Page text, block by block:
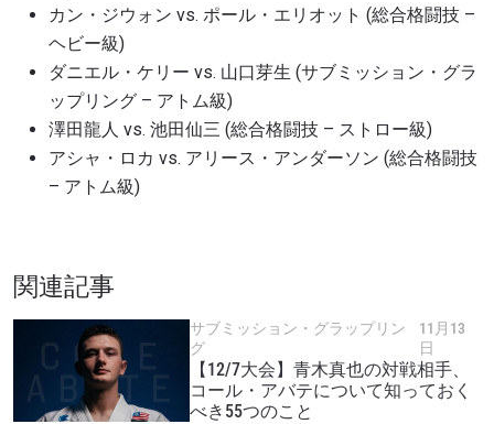
カン・ジウォン vs. ポール・エリオット (総合格闘技 –
ヘビー級)
ダニエル・ケリー vs. 山口芽生 (サブミッション・グラ
ップリング – アトム級)
澤田龍人 vs. 池田仙三 (総合格闘技 – ストロー級)
アシャ・ロカ vs. アリース・アンダーソン (総合格闘技
– アトム級)
関連記事
サブミッション・グラップリン
グ
11月13
日
【12/7大会】青木真也の対戦相手、
コール・アバテについて知っておく
べき55つのこと